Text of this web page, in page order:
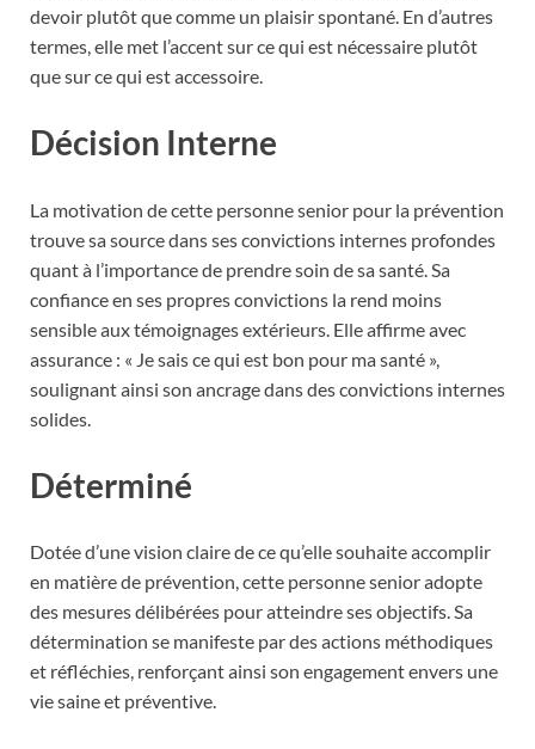
devoir plutôt que comme un plaisir spontané. En d’autres
termes, elle met l’accent sur ce qui est nécessaire plutôt
que sur ce qui est accessoire.
Décision Interne
La motivation de cette personne senior pour la prévention
trouve sa source dans ses convictions internes profondes
quant à l’importance de prendre soin de sa santé. Sa
confiance en ses propres convictions la rend moins
sensible aux témoignages extérieurs. Elle affirme avec
assurance : « Je sais ce qui est bon pour ma santé »,
soulignant ainsi son ancrage dans des convictions internes
solides.
Déterminé
Dotée d’une vision claire de ce qu’elle souhaite accomplir
en matière de prévention, cette personne senior adopte
des mesures délibérées pour atteindre ses objectifs. Sa
détermination se manifeste par des actions méthodiques
et réfléchies, renforçant ainsi son engagement envers une
vie saine et préventive.